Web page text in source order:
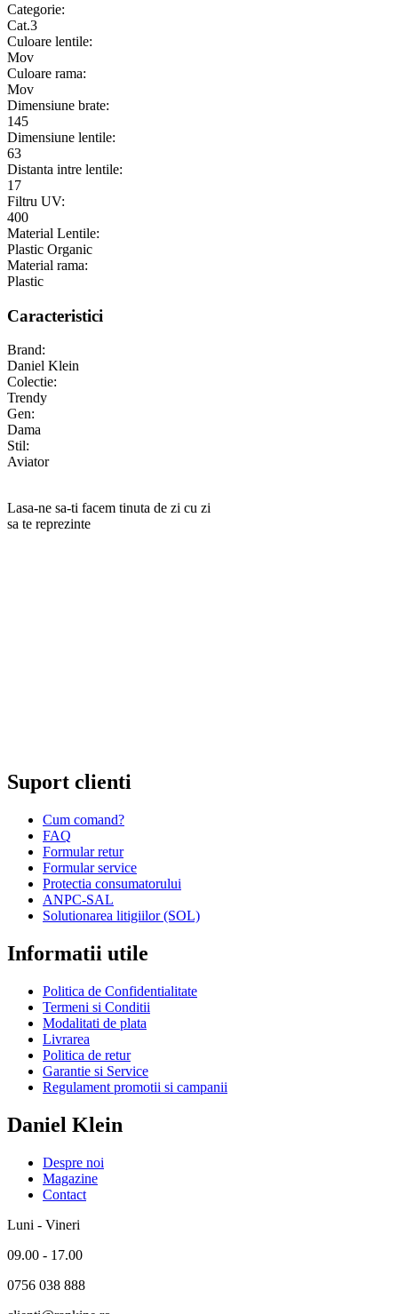
Categorie:
Cat.3
Culoare lentile:
Mov
Culoare rama:
Mov
Dimensiune brate:
145
Dimensiune lentile:
63
Distanta intre lentile:
17
Filtru UV:
400
Material Lentile:
Plastic Organic
Material rama:
Plastic
Caracteristici
Brand:
Daniel Klein
Colectie:
Trendy
Gen:
Dama
Stil:
Aviator
Lasa-ne sa-ti facem tinuta de zi cu zi
sa te reprezinte
Suport clienti
Cum comand?
FAQ
Formular retur
Formular service
Protectia consumatorului
ANPC-SAL
Solutionarea litigiilor (SOL)
Informatii utile
Politica de Confidentialitate
Termeni si Conditii
Modalitati de plata
Livrarea
Politica de retur
Garantie si Service
Regulament promotii si campanii
Daniel Klein
Despre noi
Magazine
Contact
Luni - Vineri
09.00 - 17.00
0756 038 888